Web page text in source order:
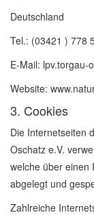
Deutschland
Tel.: (03421 ) 778
E-Mail: lpv.torgau-
Website:
3. Cookies
Die Internetseiten
Oschatz e.V.
welche über einen
abgelegt und
Zahlreiche